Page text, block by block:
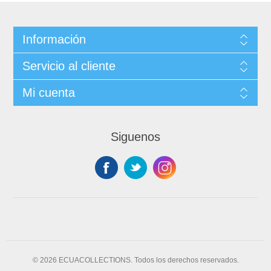
Información
Servicio al cliente
Mi cuenta
Siguenos
© 2026 ECUACOLLECTIONS. Todos los derechos reservados.